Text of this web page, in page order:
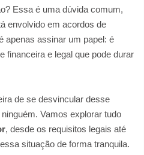
Essa é uma dúvida comum,
envolvido em acordos de
apenas assinar um papel: é
financeira e legal que pode durar
de se desvincular desse
Vamos explorar tudo
, desde os requisitos legais até
situação de forma tranquila.